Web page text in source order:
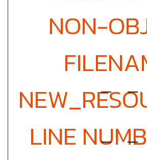
NON-
LINE